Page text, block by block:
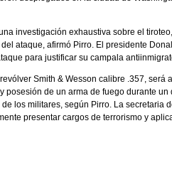
investigación exhaustiva sobre el
ataque, afirmó Pirro. El presidente
para justificar su campala
Smith & Wesson calibre .357, será
posesión de un arma de fuego durante un
los militares, según Pirro. La secretaria
presentar cargos de terrorismo y